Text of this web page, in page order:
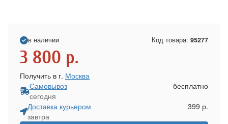
в наличии Код товара: 95277
3 800 р.
Получить в г. Москва
Самовывоз
сегодня
бесплатно
Доставка курьером
завтра
399 р.